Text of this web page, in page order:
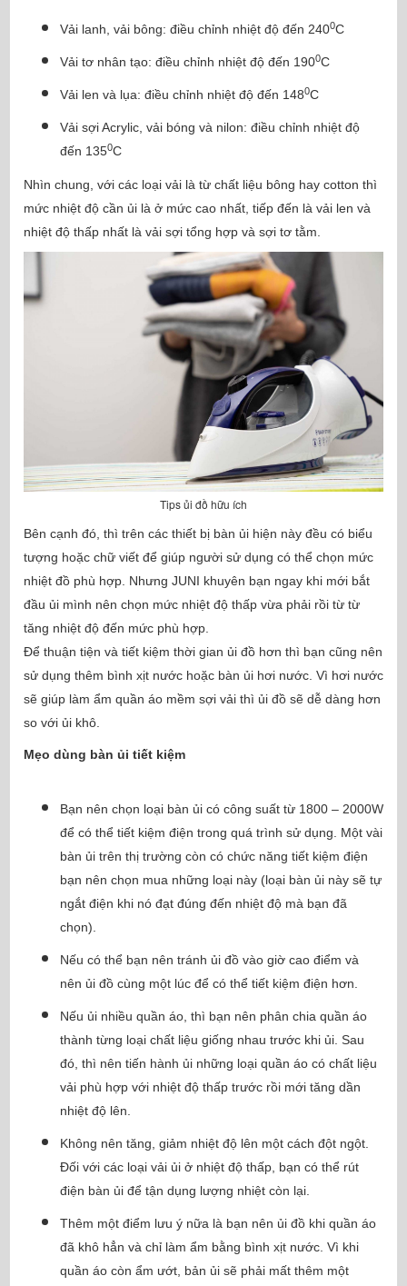
Vải lanh, vải bông: điều chỉnh nhiệt độ đến 2400C
Vải tơ nhân tạo: điều chỉnh nhiệt độ đến 1900C
Vải len và lụa: điều chỉnh nhiệt độ đến 1480C
Vải sợi Acrylic, vải bóng và nilon: điều chỉnh nhiệt độ
đến 1350C
Nhìn chung, với các loại vải là từ chất liệu bông hay cotton thì
mức nhiệt độ cần ủi là ở mức cao nhất, tiếp đến là vải len và
nhiệt độ thấp nhất là vải sợi tổng hợp và sợi tơ tằm.
Tips ủi đồ hữu ích
Bên cạnh đó, thì trên các thiết bị bàn ủi hiện này đều có biểu
tượng hoặc chữ viết để giúp người sử dụng có thể chọn mức
nhiệt đồ phù hợp. Nhưng JUNI khuyên bạn ngay khi mới bắt
đầu ủi mình nên chọn mức nhiệt độ thấp vừa phải rồi từ từ
tăng nhiệt độ đến mức phù hợp.
Để thuận tiện và tiết kiệm thời gian ủi đồ hơn thì bạn cũng nên
sử dụng thêm bình xịt nước hoặc bàn ủi hơi nước. Vì hơi nước
sẽ giúp làm ẩm quần áo mềm sợi vải thì ủi đồ sẽ dễ dàng hơn
so với ủi khô.
Mẹo dùng bàn ủi tiết kiệm
Bạn nên chọn loại bàn ủi có công suất từ 1800 – 2000W
để có thể tiết kiệm điện trong quá trình sử dụng. Một vài
bàn ủi trên thị trường còn có chức năng tiết kiệm điện
bạn nên chọn mua những loại này (loại bàn ủi này sẽ tự
ngắt điện khi nó đạt đúng đến nhiệt độ mà bạn đã
chọn).
Nếu có thể bạn nên tránh ủi đồ vào giờ cao điểm và
nên ủi đồ cùng một lúc để có thể tiết kiệm điện hơn.
Nếu ủi nhiều quần áo, thì bạn nên phân chia quần áo
thành từng loại chất liệu giống nhau trước khi ủi. Sau
đó, thì nên tiến hành ủi những loại quần áo có chất liệu
vải phù hợp với nhiệt độ thấp trước rồi mới tăng dần
nhiệt độ lên.
Không nên tăng, giảm nhiệt độ lên một cách đột ngột.
Đối với các loại vải ủi ở nhiệt độ thấp, bạn có thể rút
điện bàn ủi để tận dụng lượng nhiệt còn lại.
Thêm một điểm lưu ý nữa là bạn nên ủi đồ khi quần áo
đã khô hẳn và chỉ làm ẩm bằng bình xịt nước. Vì khi
quần áo còn ẩm ướt, bản ủi sẽ phải mất thêm một